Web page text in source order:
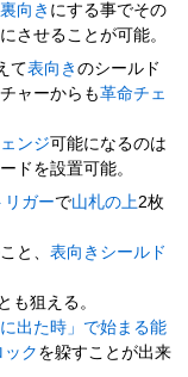
裏向き にする事でその
させることが可能。
て表向きのシールド
ャーからも革命チェ
ンジ可能になるのは
ドを設置可能。
リガーで山札の上2枚
と、表向き シールド
も狙える。
出た時」で始まる能
ックを躱すことが出来